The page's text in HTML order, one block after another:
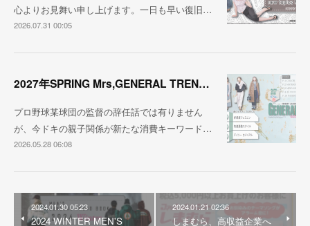
心よりお見舞い申し上げます。一日も早い復旧…
2026.07.31 00:05
2027年SPRING Mrs,GENERAL TREND BOOK
プロ野球某球団の監督の辞任話では有りません
が、今ドキの親子関係が新たな消費キーワード…
2026.05.28 06:08
2024.01.30 05:23
2024 WINTER MEN'S
2024.01.21 02:36
しまむら、高収益企業へ